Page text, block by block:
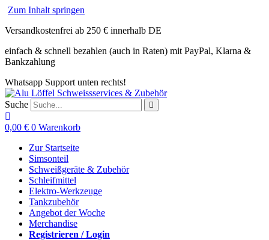
Zum Inhalt springen
Versandkostenfrei ab 250 € innerhalb DE
einfach & schnell bezahlen (auch in Raten) mit PayPal, Klarna &
Bankzahlung
Whatsapp Support unten rechts!
Suche
0,00 € 0 Warenkorb
Zur Startseite
Simsonteil
Schweißgeräte & Zubehör
Schleifmittel
Elektro-Werkzeuge
Tankzubehör
Angebot der Woche
Merchandise
Registrieren / Login